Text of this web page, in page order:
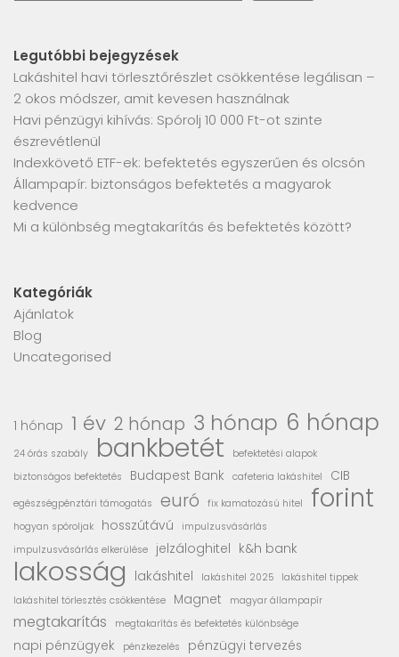
Legutóbbi bejegyzések
Lakáshitel havi törlesztőrészlet csökkentése legálisan –
2 okos módszer, amit kevesen használnak
Havi pénzügyi kihívás: Spórolj 10 000 Ft-ot szinte
észrevétlenül
Indexkövető ETF-ek: befektetés egyszerűen és olcsón
Állampapír: biztonságos befektetés a magyarok
kedvence
Mi a különbség megtakarítás és befektetés között?
Kategóriák
Ajánlatok
Blog
Uncategorised
1 hónap 1 év 2 hónap 3 hónap 6 hónap
24 órás szabály bankbetét
befektetési alapok
biztonságos befektetés
Budapest Bank cafeteria lakáshitel CIB
egészségpénztári támogatás euró fix kamatozású hitel forint
hogyan spóroljak hosszútávú
impulzusvásárlás
impulzusvásárlás elkerülése
jelzáloghitel k&h bank
lakosság lakáshitel lakáshitel 2025
lakáshitel tippek
lakáshitel törlesztés csökkentése
Magnet magyar állampapír
megtakarítás megtakarítás és befektetés különbsége
napi pénzügyek pénzkezelés
pénzügyi tervezés